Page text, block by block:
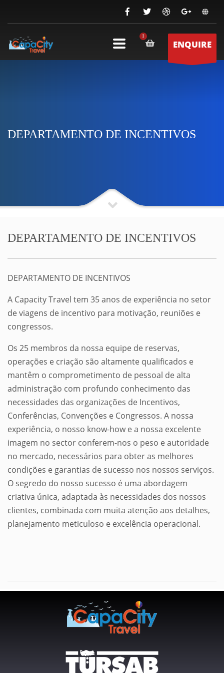
ENQUIRE
DEPARTAMENTO DE INCENTIVOS
DEPARTAMENTO DE INCENTIVOS
DEPARTAMENTO DE INCENTIVOS
A Capacity Travel tem 35 anos de experiência no setor
de viagens de incentivo para motivação, reuniões e
congressos.
Os 25 membros da nossa equipe de reservas,
operações e criação são altamente qualificados e
mantêm o comprometimento de pessoal de alta
administração com profundo conhecimento das
necessidades das organizações de Incentivos,
Conferências, Convenções e Congressos. A nossa
experiência, o nosso know-how e a nossa excelente
imagem no sector conferem-nos o peso e autoridade
no mercado, necessários para obter as melhores
condições e garantias de sucesso nos nossos serviços.
O segredo do nosso sucesso é uma abordagem
criativa única, adaptada às necessidades dos nossos
clientes, combinada com muita atenção aos detalhes,
planejamento meticuloso e excelência operacional.